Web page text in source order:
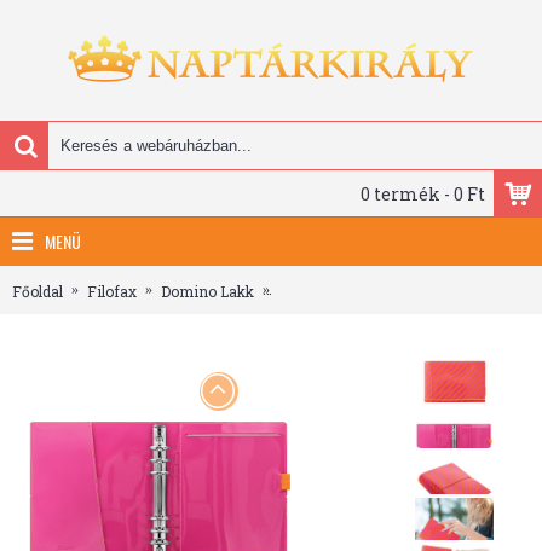
0 termék - 0 Ft
MENÜ
Főoldal Filofax Domino Lakk